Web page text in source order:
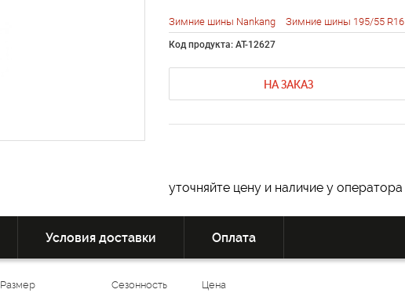
Зимние шины Nankang Зимние шины 195/55 R16
Код продукта: AT-12627
НА ЗАКАЗ
уточняйте цену и наличие у оператора
Условия доставки Оплата
Размер Сезонность Цена